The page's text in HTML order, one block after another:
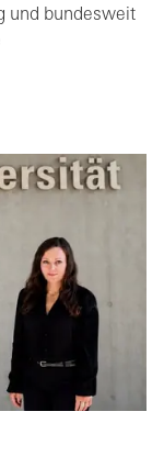
und bundesweit